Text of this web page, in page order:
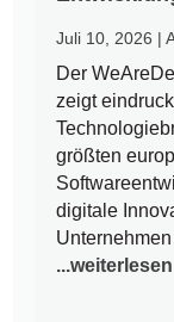
Juli 10, 2026 |
Der
zeigt
größten
digitale
...weiterlesen